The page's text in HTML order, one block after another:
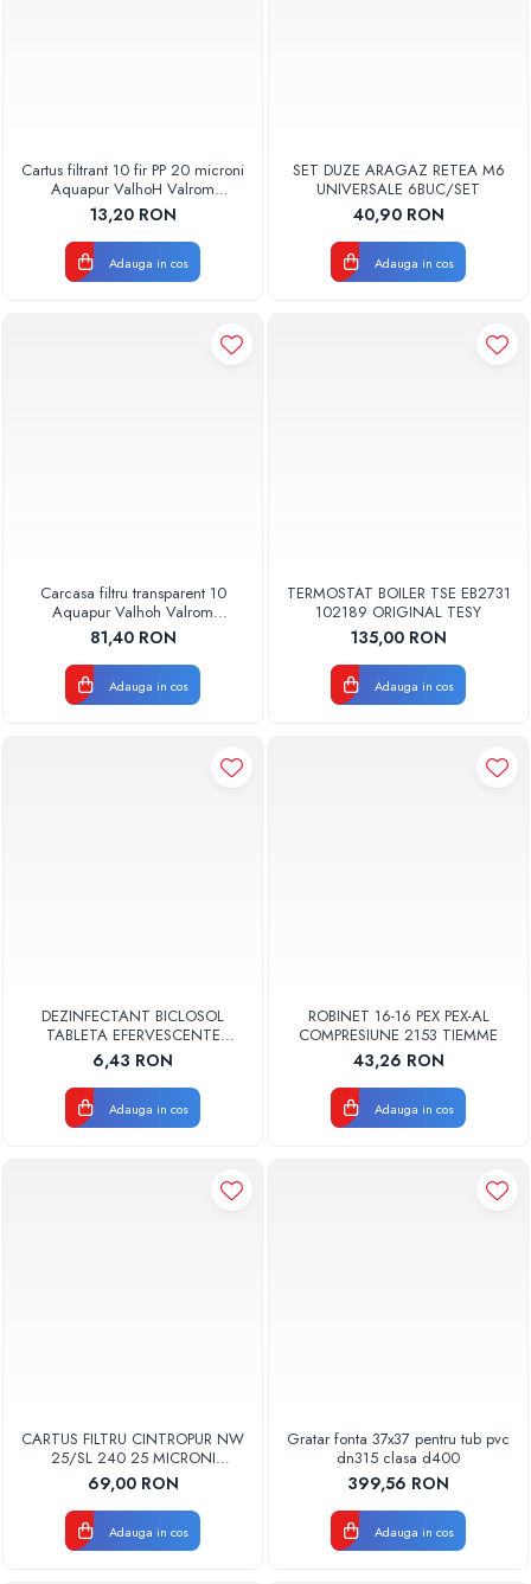
Cartus filtrant 10 fir PP 20 microni
Aquapur ValhoH Valrom
AQUA07000210020
13,20 RON
Adauga in cos
SET DUZE ARAGAZ RETEA M6
UNIVERSALE 6BUC/SET
40,90 RON
Adauga in cos
Carcasa filtru transparent 10
Aquapur Valhoh Valrom
AQUA00110001032
81,40 RON
Adauga in cos
TERMOSTAT BOILER TSE EB2731
102189 ORIGINAL TESY
135,00 RON
Adauga in cos
DEZINFECTANT BICLOSOL
TABLETA EFERVESCENTE
CLORAMINA TABLETA CLOR 10
BUC
6,43 RON
Adauga in cos
ROBINET 16-16 PEX PEX-AL
COMPRESIUNE 2153 TIEMME
43,26 RON
Adauga in cos
CARTUS FILTRU CINTROPUR NW
25/SL 240 25 MICRONI
MANSOANE FILTRARE SET 5BUC
69,00 RON
Adauga in cos
Gratar fonta 37x37 pentru tub pvc
dn315 clasa d400
399,56 RON
Adauga in cos